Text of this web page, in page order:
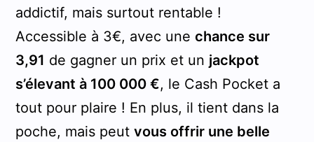
addictif, mais surtout rentable !
Accessible à 3€, avec une chance sur
3,91 de gagner un prix et un jackpot
s’élevant à 100 000 €, le Cash Pocket a
tout pour plaire ! En plus, il tient dans la
poche, mais peut vous offrir une belle